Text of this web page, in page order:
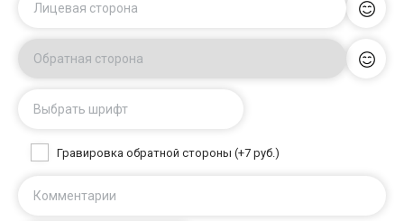
Лицевая сторона
Обратная сторона
Выбрать шрифт
Гравировка обратной стороны (+7 руб.)
Комментарии